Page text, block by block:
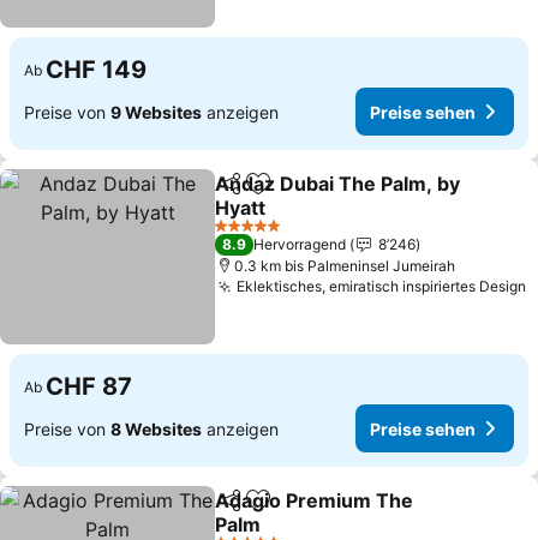
Ab CHF 149
Preise von 9 Websites anzeigen Preise sehen
TeilenZu Favoriten hinzufügen
Andaz Dubai The Palm, by
Hyatt
5 Sterne
8.9 Hervorragend
8’246
0.3 km bis Palmeninsel Jumeirah
Eklektisches, emiratisch inspiriertes Design
Ab CHF 87
Preise von 8 Websites anzeigen Preise sehen
TeilenZu Favoriten hinzufügen
Adagio Premium The
Palm